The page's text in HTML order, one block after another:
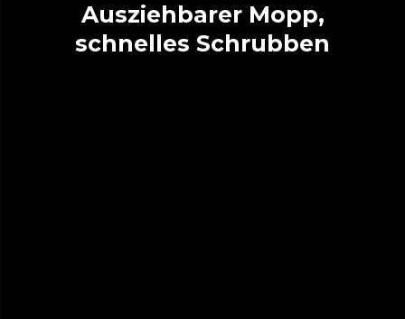
Ausziehbarer Mopp,
schnelles Schrubben